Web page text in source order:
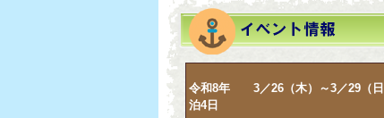
令和8年 3／26（木）～3／29（
泊4日